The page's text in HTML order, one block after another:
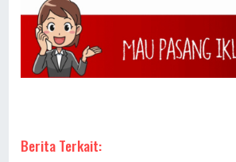
Berita Terkait: